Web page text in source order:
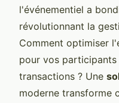
l'événementiel a
révolutionnant la
Comment optimiser
pour vos
transactions ? Une
moderne transforme